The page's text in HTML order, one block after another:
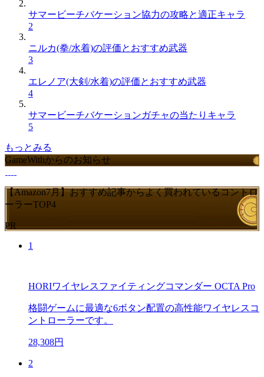
サマービーチバケーション協力の攻略と適正キャラ
2
ニルカ(拳/水着)の評価とおすすめ武器
3
エレノア(大剣/水着)の評価とおすすめ武器
4
サマービーチバケーションガチャの当たりキャラ
5
もっとみる
GameWithからのお知らせ
【Amazon7月】おすすめ記事からよく買われているコントロ
ーラーTOP4
PR
1
HORIワイヤレスファイティングコマンダー OCTA Pro
格闘ゲームに最適な6ボタン配置の高性能ワイヤレスコ
ントローラーです。
28,308円
2